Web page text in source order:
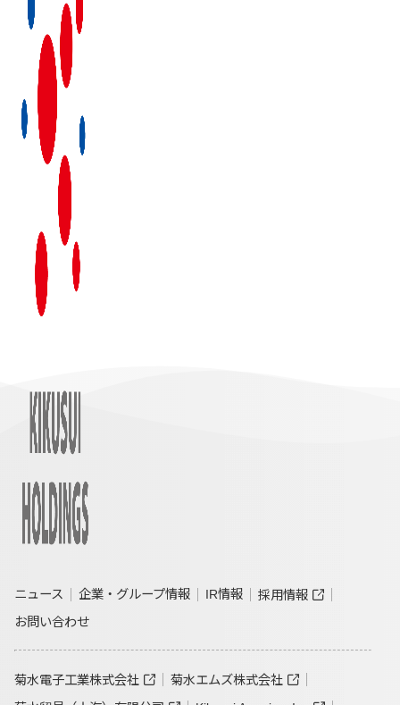
ニュース 企業・グループ情報 IR情報
採用情報
お問い合わせ
菊水電子工業株式会社
菊水エムズ株式会社